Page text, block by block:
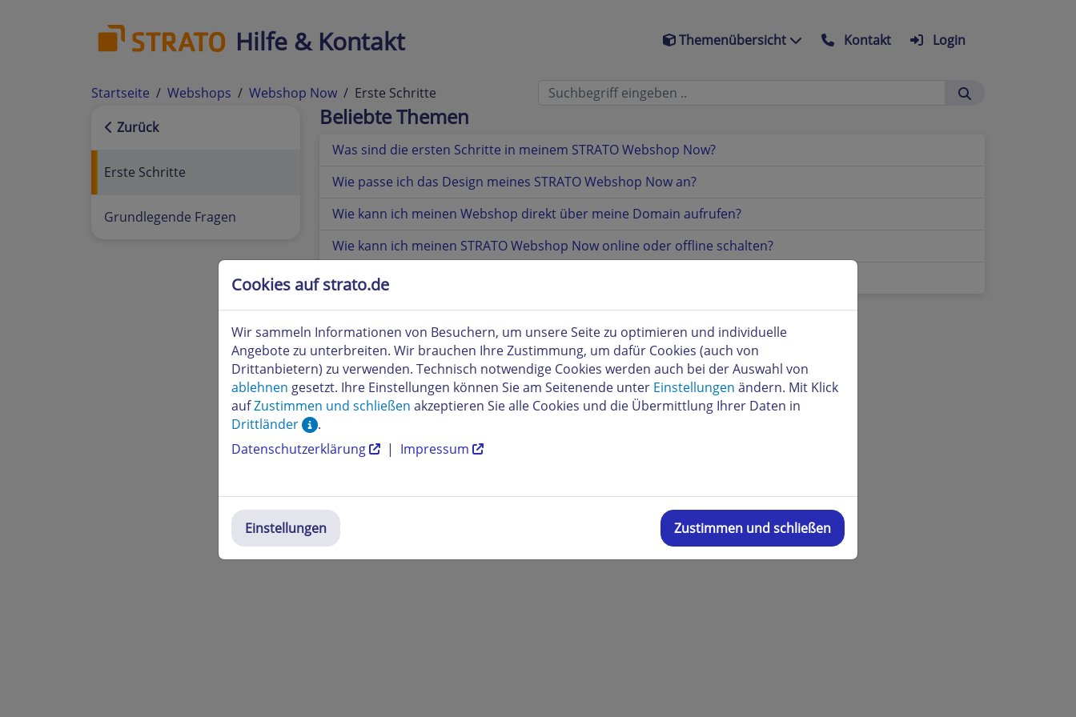
Hilfe & Kontakt Themenübersicht Kontakt Login
Startseite Webshops Webshop Now
Erste Schritte
Zurück
Erste Schritte
Grundlegende Fragen
Beliebte Themen
Was sind die ersten Schritte in meinem STRATO Webshop Now?
Wie passe ich das Design meines STRATO Webshop Now an?
Wie kann ich meinen Webshop direkt über meine Domain aufrufen?
Wie kann ich meinen STRATO Webshop Now online oder offline schalten?
Was bietet mir das Gütesiegel von Trusted Shops?
Cookies auf strato.de
Wir sammeln Informationen von Besuchern, um unsere Seite zu optimieren und individuelle
Angebote zu unterbreiten. Wir brauchen Ihre Zustimmung, um dafür Cookies (auch von
Drittanbietern) zu verwenden. Technisch notwendige Cookies werden auch bei der Auswahl von
ablehnen gesetzt. Ihre Einstellungen können Sie am Seitenende unter Einstellungen ändern. Mit Klick
aufZustimmen und schließen akzeptieren Sie alle Cookies und die Übermittlung Ihrer Daten in
Drittländer
.
Datenschutzerklärung
| Impressum
Einstellungen Zustimmen und schließen